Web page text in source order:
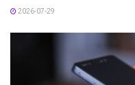
2026-07-29